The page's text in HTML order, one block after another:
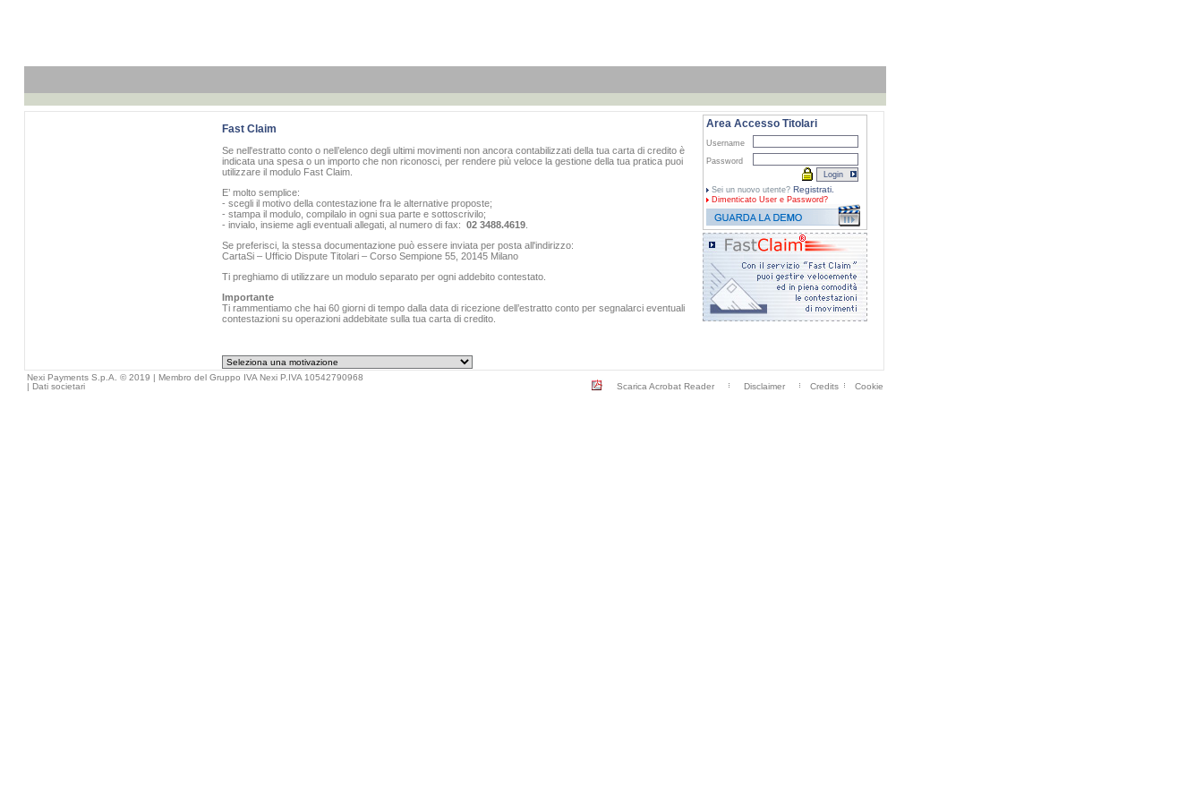
Fast Claim
Se nell'estratto conto o nell’elenco degli ultimi movimenti non ancora contabilizzati della tua carta di credito è
indicata una spesa o un importo che non riconosci, per rendere più veloce la gestione della tua pratica puoi
utilizzare il modulo Fast Claim.
E’ molto semplice:
- scegli il motivo della contestazione fra le alternative proposte;
- stampa il modulo, compilalo in ogni sua parte e sottoscrivilo;
- invialo, insieme agli eventuali allegati, al numero di fax: 02 3488.4619.
Se preferisci, la stessa documentazione può essere inviata per posta all'indirizzo:
CartaSi – Ufficio Dispute Titolari – Corso Sempione 55, 20145 Milano
Ti preghiamo di utilizzare un modulo separato per ogni addebito contestato.
Importante
Ti rammentiamo che hai 60 giorni di tempo dalla data di ricezione dell’estratto conto per segnalarci eventuali
contestazioni su operazioni addebitate sulla tua carta di credito.
Area Accesso Titolari
Username
Password
Sei un nuovo utente? Registrati.
Dimenticato User e Password?
Nexi Payments S.p.A. © 2019 | Membro del Gruppo IVA Nexi P.IVA 10542790968
| Dati societari Scarica Acrobat Reader Disclaimer Credits Cookie